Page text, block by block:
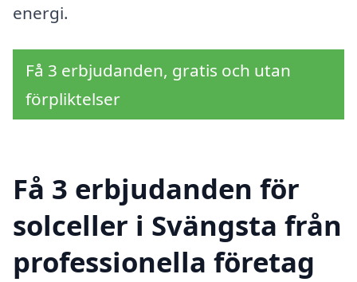
energi.
Få 3 erbjudanden, gratis och utan
förpliktelser
Få 3 erbjudanden för
solceller i Svängsta från
professionella företag